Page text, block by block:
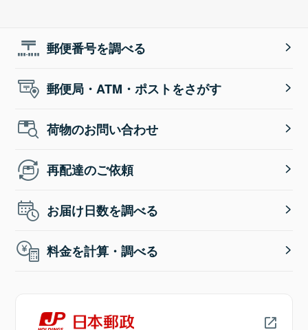
郵便番号を調べる
郵便局・ATM・ポストをさがす
荷物のお問い合わせ
再配達のご依頼
お届け日数を調べる
料金を計算・調べる